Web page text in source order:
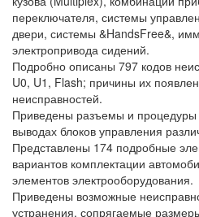
переключателя, системы
двери, системы &HandsFree&,
электропривода сидений.
Подробно описаны 797 кодов
U0, U1, Flash; причины их
неисправностей.
Приведены разъемы и процедуры
выводах блоков управления
Представлены 174 подробные
вариантов комплектации
элементов электрооборудования.
Приведены возможные
устранения, сопрягаемые